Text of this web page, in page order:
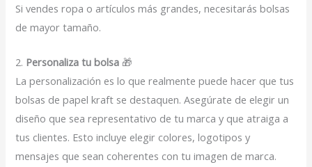
Si vendes ropa o artículos más grandes, necesitarás bolsas
de mayor tamaño.
2. Personaliza tu bolsa 🎁
La personalización es lo que realmente puede hacer que tus
bolsas de papel kraft se destaquen. Asegúrate de elegir un
diseño que sea representativo de tu marca y que atraiga a
tus clientes. Esto incluye elegir colores, logotipos y
mensajes que sean coherentes con tu imagen de marca.